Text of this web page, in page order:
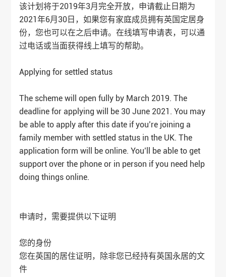
该计划将于2019年3月完全开放，申请截止日期为
2021年6月30日，如果您有家庭成员拥有英国定居身
份，您也可以在之后申请。在线填写申请表，可以通
过电话或当面获得线上填写的帮助。
Applying for settled status
The scheme will open fully by March 2019. The
deadline for applying will be 30 June 2021. You may
be able to apply after this date if you’re joining a
family member with settled status in the UK. The
application form will be online. You’ll be able to get
support over the phone or in person if you need help
doing things online.
申请时，需要提供以下证明
您的身份
您在英国的居住证明，除非您已经持有英国永居的文
件